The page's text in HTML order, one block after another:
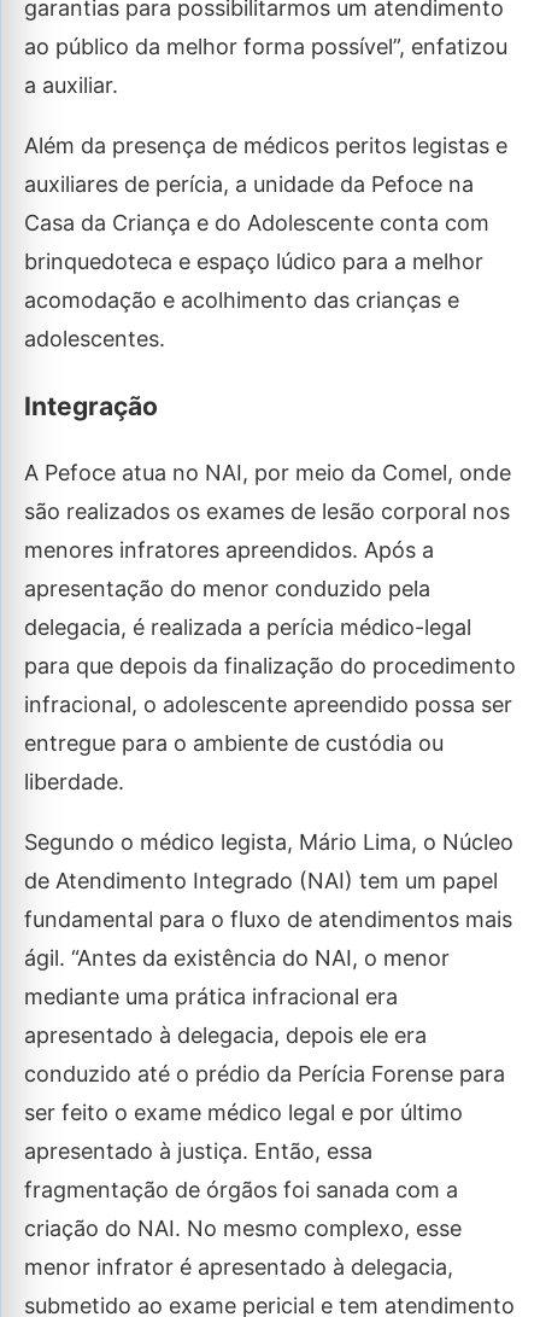
garantias para possibilitarmos um atendimento
ao público da melhor forma possível”, enfatizou
a auxiliar.
Além da presença de médicos peritos legistas e
auxiliares de perícia, a unidade da Pefoce na
Casa da Criança e do Adolescente conta com
brinquedoteca e espaço lúdico para a melhor
acomodação e acolhimento das crianças e
adolescentes.
Integração
A Pefoce atua no NAI, por meio da Comel, onde
são realizados os exames de lesão corporal nos
menores infratores apreendidos. Após a
apresentação do menor conduzido pela
delegacia, é realizada a perícia médico-legal
para que depois da finalização do procedimento
infracional, o adolescente apreendido possa ser
entregue para o ambiente de custódia ou
liberdade.
Segundo o médico legista, Mário Lima, o Núcleo
de Atendimento Integrado (NAI) tem um papel
fundamental para o fluxo de atendimentos mais
ágil. “Antes da existência do NAI, o menor
mediante uma prática infracional era
apresentado à delegacia, depois ele era
conduzido até o prédio da Perícia Forense para
ser feito o exame médico legal e por último
apresentado à justiça. Então, essa
fragmentação de órgãos foi sanada com a
criação do NAI. No mesmo complexo, esse
menor infrator é apresentado à delegacia,
submetido ao exame pericial e tem atendimento